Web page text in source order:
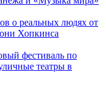
о реальных людях от
Хопкинса
фестиваль по
театры в